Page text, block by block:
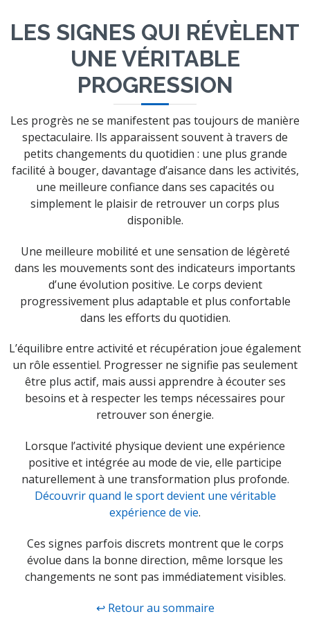
LES SIGNES QUI RÉVÈLENT
UNE VÉRITABLE
PROGRESSION
Les progrès ne se manifestent pas toujours de manière
spectaculaire. Ils apparaissent souvent à travers de
petits changements du quotidien : une plus grande
facilité à bouger, davantage d’aisance dans les activités,
une meilleure confiance dans ses capacités ou
simplement le plaisir de retrouver un corps plus
disponible.
Une meilleure mobilité et une sensation de légèreté
dans les mouvements sont des indicateurs importants
d’une évolution positive. Le corps devient
progressivement plus adaptable et plus confortable
dans les efforts du quotidien.
L’équilibre entre activité et récupération joue également
un rôle essentiel. Progresser ne signifie pas seulement
être plus actif, mais aussi apprendre à écouter ses
besoins et à respecter les temps nécessaires pour
retrouver son énergie.
Lorsque l’activité physique devient une expérience
positive et intégrée au mode de vie, elle participe
naturellement à une transformation plus profonde.
Découvrir quand le sport devient une véritable
expérience de vie.
Ces signes parfois discrets montrent que le corps
évolue dans la bonne direction, même lorsque les
changements ne sont pas immédiatement visibles.
↩ Retour au sommaire